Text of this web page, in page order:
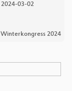
2024-03-02
Winterkongress 2024